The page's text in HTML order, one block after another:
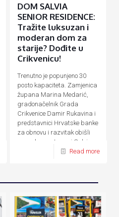
DOM SALVIA
SENIOR RESIDENCE:
Tražite luksuzan i
moderan dom za
starije? Dođite u
Crikvenicu!
Trenutno je popunjeno 30
posto kapaciteta. Zamjenica
župana Marina Medarić,
gradonačelnik Grada
Crikvenice Damir Rukavina i
predstavnici Hrvatske banke
za obnovu i razvitak obišli
su nedavno otvoreni Salvia
Senior Residence, […]
Read more